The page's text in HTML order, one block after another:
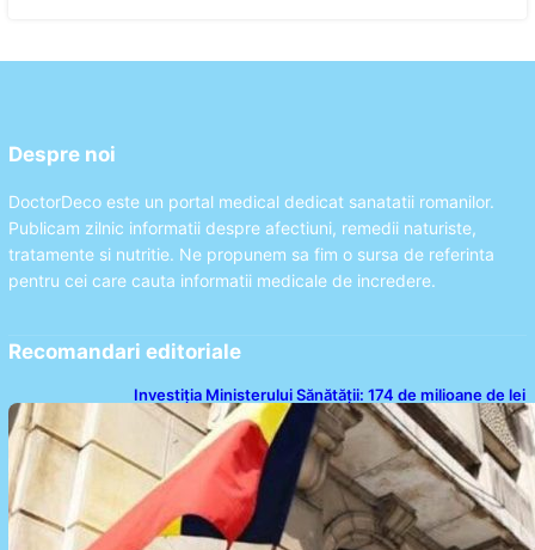
Despre noi
DoctorDeco este un portal medical dedicat sanatatii romanilor.
Publicam zilnic informatii despre afectiuni, remedii naturiste,
tratamente si nutritie. Ne propunem sa fim o sursa de referinta
pentru cei care cauta informatii medicale de incredere.
Recomandari editoriale
Investiția Ministerului Sănătății: 174 de milioane de lei
pentru modernizarea sistemului sanitar din România